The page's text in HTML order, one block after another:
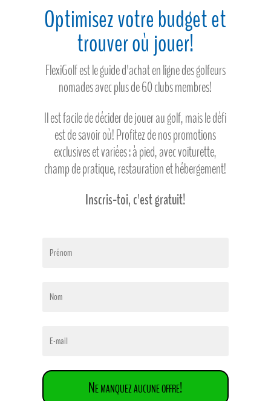
Optimisez votre budget et
trouver où jouer!
FlexiGolf est le guide d'achat en ligne des golfeurs
nomades avec plus de 60 clubs membres!
Il est facile de décider de jouer au golf, mais le défi
est de savoir où! Profitez de nos promotions
exclusives et variées : à pied, avec voiturette,
champ de pratique, restauration et hébergement!
Inscris-toi, c'est gratuit!
Ne manquez aucune offre!